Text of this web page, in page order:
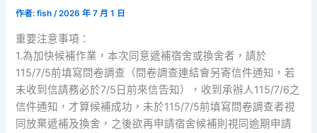
作者:fish/2026 年 7 月 1 日
重要注意事項：
1.為加快候補作業，本次同意遞補宿舍或換舍者，請於
115/7/5前填寫問卷調查（問卷調查連結會另寄信件通知，若
未收到信請務必於7/5日前來信告知），收到承辦人115/7/6之
信件通知，才算候補成功，未於115/7/5前填寫問卷調查者視
同放棄遞補及換舍，之後欲再申請宿舍候補則視同逾期申請